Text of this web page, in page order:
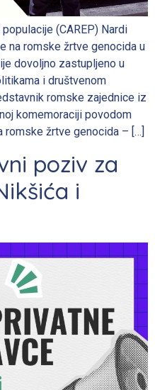
(CAREP) Nardi
na romske žrtve genocida u
dovoljno zastupljeno u
i društvenom
romske zajednice iz
komemoraciji povodom
romske žrtve genocida – […]
poziv za
i